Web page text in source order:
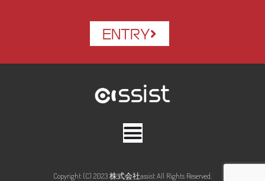
ENTRY
Copyright (C) 2023 株式会社assist All Rights Reserved.